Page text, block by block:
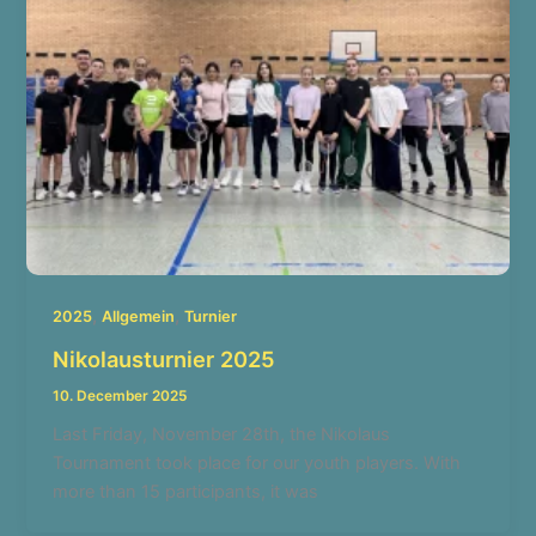
2025,Allgemein,Turnier
Nikolausturnier 2025
10. December 2025
Last Friday, November 28th, the Nikolaus
Tournament took place for our youth players. With
more than 15 participants, it was